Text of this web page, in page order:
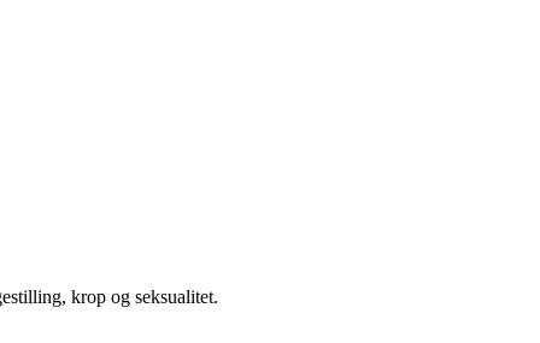
krop og seksualitet.